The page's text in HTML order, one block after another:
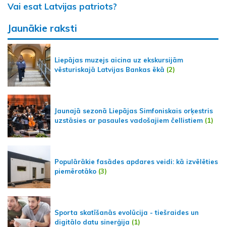
Vai esat Latvijas patriots?
Jaunākie raksti
Liepājas muzejs aicina uz ekskursijām
vēsturiskajā Latvijas Bankas ēkā (2)
Jaunajā sezonā Liepājas Simfoniskais orķestris
uzstāsies ar pasaules vadošajiem čellistiem (1)
Populārākie fasādes apdares veidi: kā izvēlēties
piemērotāko (3)
Sporta skatīšanās evolūcija - tiešraides un
digitālo datu sinerģija (1)